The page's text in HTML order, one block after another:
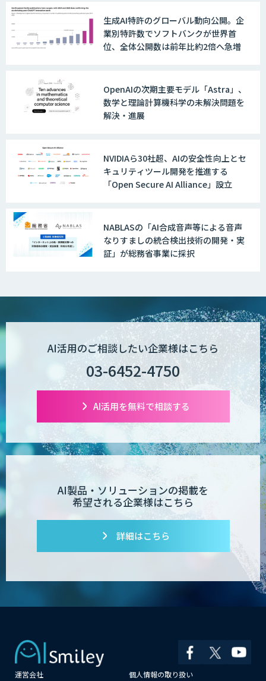
生成AI特許のグローバル動向公開。企
業別特許数でソフトバンクが世界首
位、全体公開数は前年比約2倍へ急増
OpenAIの次期主要モデル「Astra」、
数学と理論計算機科学の未解決問題を
解決・進展
NVIDIAら30社超、AIの安全性向上とセ
キュリティツール開発を推進する
「Open Secure AI Alliance」設立
NABLASの「AI合成音声等による音声
なりすましの統合検出技術の開発・実
証」が総務省事業に採択
AI活用のご相談したい企業様はこちら
03-6452-4750
AI活用を無料で相談する
AI製品・ソリューションの掲載を
希望される企業様はこちら
詳細はこちら
運営会社 個人情報の取り扱い